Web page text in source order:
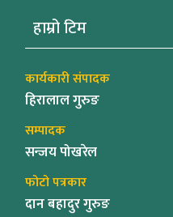
हाम्रो टिम
कार्यकारी संपादक
हिरालाल गुरुङ
सम्पादक
सन्जय पोखरेल
फोटो पत्रकार
दान बहादुर गुरुङ